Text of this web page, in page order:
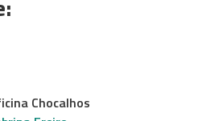
Chocalhos